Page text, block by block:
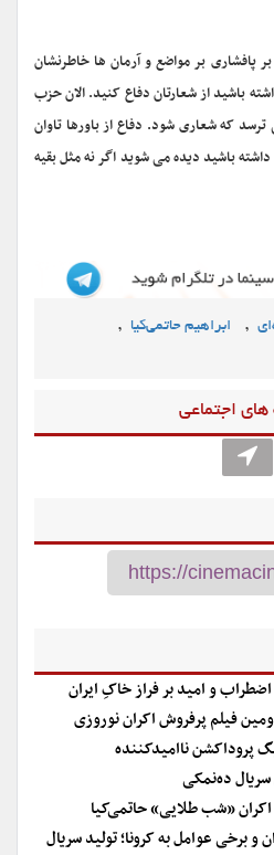
پافشاری بر مواضع و آرمان ها خاطرنشان
باشید از شعارتان دفاع کنید. الان حزب
که شعاری شود. دفاع از باورها تاوان
داشته باشید دیده می شوید اگر نه مثل بقیه
, ابراهیم حاتمی‌کیا ,
اجتماعی
و امید بر فراز خاکِ ایران
فیلم پرفروش اکران نوروزی
پروداکشن ناامیدکننده
ده‌نمکی
«شب طلایی» حاتمی‌کیا
و برخی عوامل به کرونا؛ تولید سریال